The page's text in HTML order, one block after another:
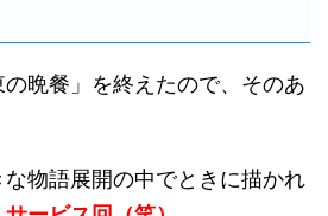
の晩餐」を終えたので、そのあ
物語展開の中でときに描かれ